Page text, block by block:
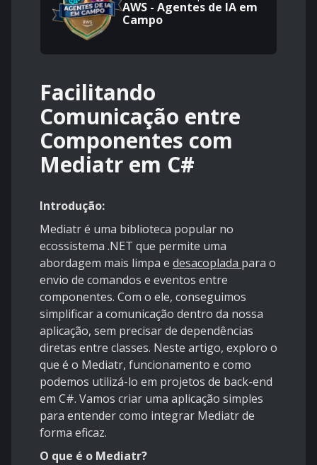
AWS - Agentes de IA em
Campo
Facilitando
Comunicação entre
Componentes com
Mediatr em C#
Introdução:
Mediatr é uma biblioteca popular no
ecossistema .NET que permite uma
abordagem mais limpa e desacoplada para o
envio de comandos e eventos entre
componentes. Com o ele, conseguimos
simplificar a comunicação dentro da nossa
aplicação, sem precisar de dependências
diretas entre classes. Neste artigo, exploro o
que é o Mediatr, funcionamento e como
podemos utilizá-lo em projetos de back-end
em C#. Vamos criar uma aplicação simples
para entender como integrar Mediatr de
forma eficaz.
O que é o Mediatr?